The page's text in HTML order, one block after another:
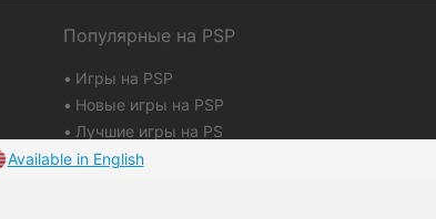
Available in English
Популярные на PSP
Игры на PSP
Новые игры на PSP
Лучшие игры на PS